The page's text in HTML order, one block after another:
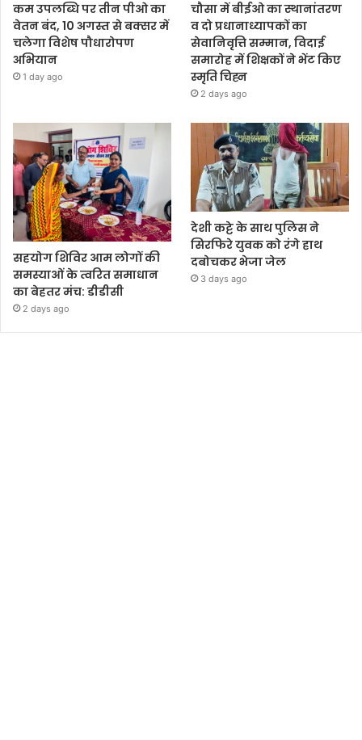
कम उपलब्धि पर तीन पीओ का
वेतन बंद, 10 अगस्त से बक्सर में
चलेगा विशेष पौधारोपण
अभियान
1 day ago
चौसा में बीईओ का स्थानांतरण
व दो प्रधानाध्यापकों का
सेवानिवृत्ति सम्मान, विदाई
समारोह में शिक्षकों ने भेंट किए
स्मृति चिह्न
2 days ago
सहयोग शिविर आम लोगों की
समस्याओं के त्वरित समाधान
का बेहतर मंच: डीडीसी
2 days ago
देशी कट्टे के साथ पुलिस ने
सिरफिरे युवक को रंगे हाथ
दबोचकर भेजा जेल
3 days ago